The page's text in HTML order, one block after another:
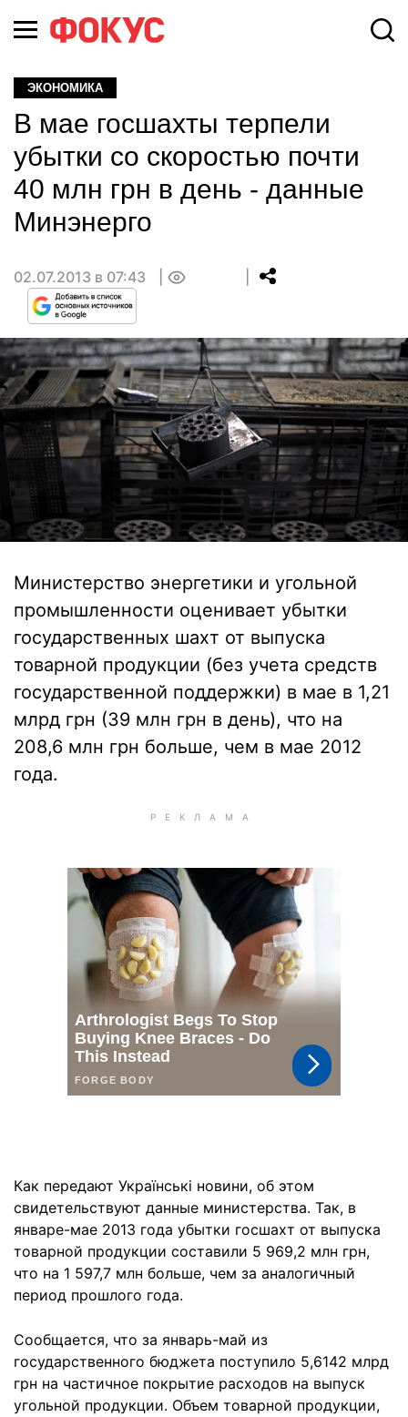
ЭКОНОМИКА
В мае госшахты терпели
убытки со скоростью почти
40 млн грн в день - данные
Минэнерго
02.07.2013 в 07:43
Министерство энергетики и угольной
промышленности оценивает убытки
государственных шахт от выпуска
товарной продукции (без учета средств
государственной поддержки) в мае в 1,21
млрд грн (39 млн грн в день), что на
208,6 млн грн больше, чем в мае 2012
года.
Как передают Українські новини, об этом
свидетельствуют данные министерства. Так, в
январе-мае 2013 года убытки госшахт от выпуска
товарной продукции составили 5 969,2 млн грн,
что на 1 597,7 млн больше, чем за аналогичный
период прошлого года.
Сообщается, что за январь-май из
государственного бюджета поступило 5,6142 млрд
грн на частичное покрытие расходов на выпуск
угольной продукции. Объем товарной продукции,